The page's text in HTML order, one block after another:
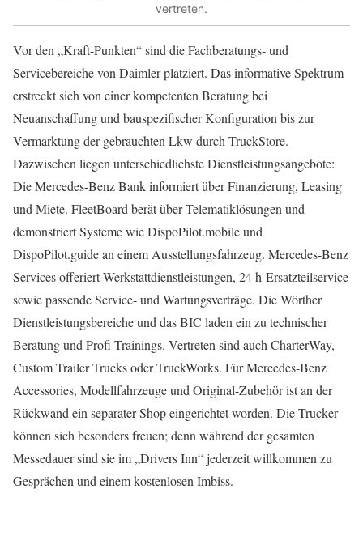
vertreten.
Vor den „Kraft-Punkten“ sind die Fachberatungs- und
Servicebereiche von Daimler platziert. Das informative Spektrum
erstreckt sich von einer kompetenten Beratung bei
Neuanschaffung und bauspezifischer Kon­figuration bis zur
Vermarktung der gebrauchten Lkw durch TruckStore.
Dazwischen liegen unterschiedlichste Dienstleistungsangebote:
Die Mercedes-Benz Bank informiert über Finanzierung, Leasing
und Miete. FleetBoard berät über Telematiklösungen und
demonstriert Systeme wie DispoPilot.mobile und
DispoPilot.guide an einem Ausstellungsfahrzeug. Mercedes-Benz
Services offeriert Werkstattdienstleistungen, 24 h-Ersatzteilservice
sowie passende Service- und Wartungsverträge. Die Wörther
Dienstleistungsbereiche und das BIC laden ein zu technischer
Beratung und Profi-Trainings. Vertreten sind auch CharterWay,
Custom Trailer Trucks oder TruckWorks. Für Mercedes-Benz
Accessories, Modellfahrzeuge und Original-Zubehör ist an der
Rückwand ein separater Shop eingerichtet worden. Die Trucker
können sich besonders freuen; denn während der gesamten
Messedauer sind sie im „Drivers Inn“ jederzeit willkommen zu
Gesprächen und einem kostenlosen Imbiss.